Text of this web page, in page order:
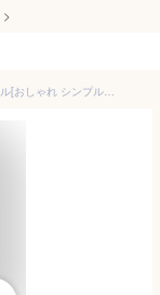
>
【KEYUCA公式店】ケユカ kulmio トレイ ナチュラル[おしゃれ シンプル 木製 トレー ギフト お盆 キッチントレー ウッド 無垢 キッチン ウッドトレイ 木のトレイ 木 カフェトレー カフェトレイ 来客用 朝食 ランチトレイ ティータイム スナックトレイ ファミリートレイ]